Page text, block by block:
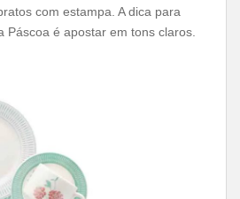
com estampa. A dica para
Páscoa é apostar em tons claros.